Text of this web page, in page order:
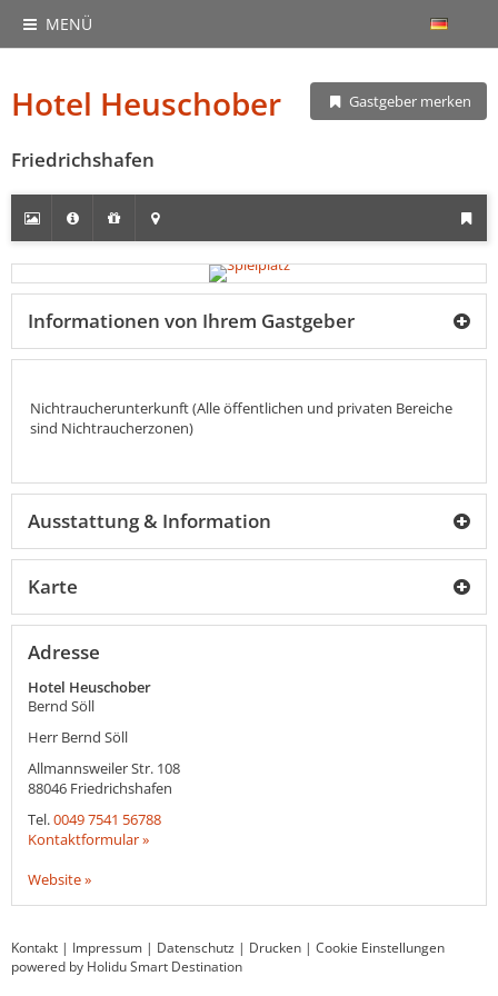
MENÜ
Hotel Heuschober Gastgeber merken
Friedrichshafen
Informationen von Ihrem Gastgeber
Nichtraucherunterkunft (Alle öffentlichen und privaten Bereiche
sind Nichtraucherzonen)
Ausstattung & Information
Karte
Adresse
Hotel Heuschober
Bernd Söll
Herr Bernd Söll
Allmannsweiler Str. 108
88046 Friedrichshafen
Tel.0049 7541 56788
Kontaktformular »
Website »
Kontakt | Impressum | Datenschutz | Drucken | Cookie Einstellungen
powered by Holidu Smart Destination